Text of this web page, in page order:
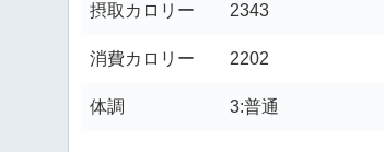
摂取カロリー 2343
消費カロリー 2202
体調 3:普通